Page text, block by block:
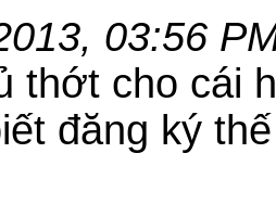
03:56
thớt cho cái
đăng ký